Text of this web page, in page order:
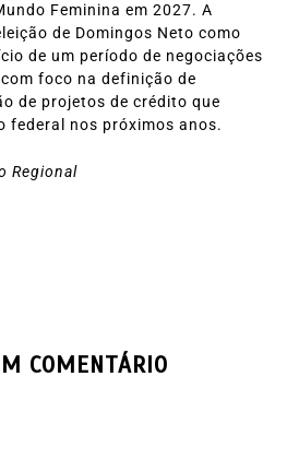
Feminina em 2027. A
de Domingos Neto como
de um período de negociações
foco na definição de
de projetos de crédito que
federal nos próximos anos.
Regional
COMENTÁRIO